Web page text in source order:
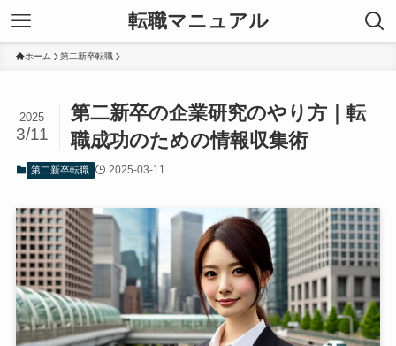
転職マニュアル
ホーム 第二新卒転職
第二新卒の企業研究のやり方｜転
職成功のための情報収集術
2025
3/11
第二新卒転職 2025-03-11